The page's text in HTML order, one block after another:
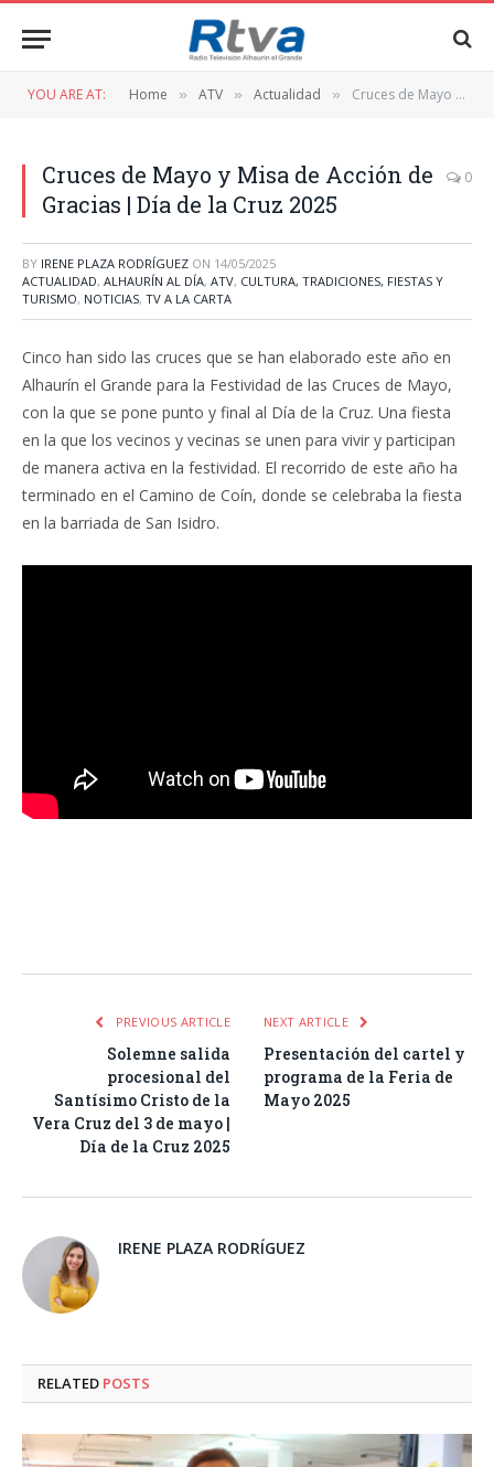
YOU ARE AT: Home » ATV » Actualidad » Cruces de Mayo y Misa de Acción de Gracias | Día de la Cruz 2025
Cruces de Mayo y Misa de Acción de
Gracias | Día de la Cruz 2025
0
BY IRENE PLAZA RODRÍGUEZ ON 14/05/2025
ACTUALIDAD, ALHAURÍN AL DÍA, ATV, CULTURA, TRADICIONES, FIESTAS Y
TURISMO, NOTICIAS, TV A LA CARTA
Cinco han sido las cruces que se han elaborado este año en
Alhaurín el Grande para la Festividad de las Cruces de Mayo,
con la que se pone punto y final al Día de la Cruz. Una fiesta
en la que los vecinos y vecinas se unen para vivir y participan
de manera activa en la festividad. El recorrido de este año ha
terminado en el Camino de Coín, donde se celebraba la fiesta
en la barriada de San Isidro.
PREVIOUS ARTICLE
Solemne salida
procesional del
Santísimo Cristo de la
Vera Cruz del 3 de mayo |
Día de la Cruz 2025
NEXT ARTICLE
Presentación del cartel y
programa de la Feria de
Mayo 2025
IRENE PLAZA RODRÍGUEZ
RELATED POSTS